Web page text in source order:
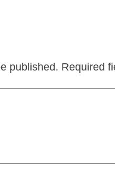
published. Required